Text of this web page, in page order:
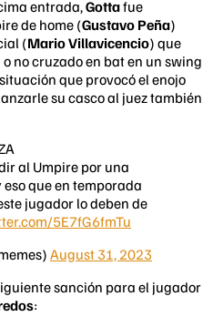
entrada,Gottafue
de home (Gustavo Peña)
(Mario Villavicencio) que
no cruzado en bat en un swing
que provocó el enojo
su casco al juez también
al Umpire por una
que en temporada
jugador lo deben de
5E7fG6fmTu
August 31, 2023
sanción para el jugador
: